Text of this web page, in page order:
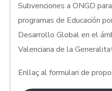
Subvenciones a ONGD
programas de Educación
Desarrollo Global en el
Valenciana de la
Enllaç al formulari de